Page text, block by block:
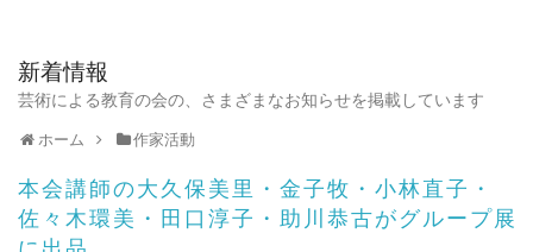
新着情報
芸術による教育の会の、さまざまなお知らせを掲載しています
ホーム 作家活動
本会講師の大久保美里・金子牧・小林直子・
佐々木環美・田口淳子・助川恭古がグループ展